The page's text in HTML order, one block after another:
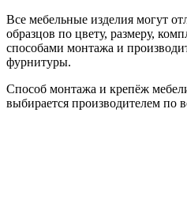
Все мебельные изделия могут
образцов по цвету, размеру,
способами монтажа и
фурнитуры.
Способ монтажа и крепёж
выбирается производителем по